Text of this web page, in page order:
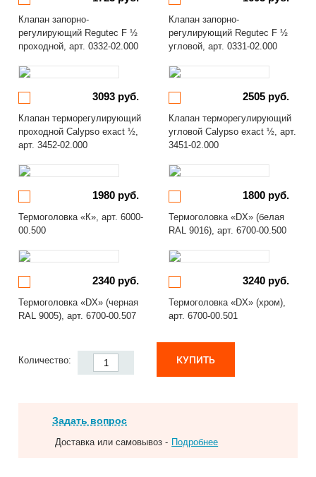
Клапан запорно-
регулирующий Regutec F ½
проходной, арт. 0332-02.000
Клапан запорно-
регулирующий Regutec F ½
угловой, арт. 0331-02.000
3093 руб.
Клапан терморегулирующий
проходной Calypso exact ½,
арт. 3452-02.000
2505 руб.
Клапан терморегулирующий
угловой Calypso exact ½, арт.
3451-02.000
1980 руб.
Термоголовка «К», арт. 6000-
00.500
1800 руб.
Термоголовка «DX» (белая
RAL 9016), арт. 6700-00.500
2340 руб.
Термоголовка «DX» (черная
RAL 9005), арт. 6700-00.507
3240 руб.
Термоголовка «DX» (хром),
арт. 6700-00.501
Количество: КУПИТЬ
Задать вопрос
Доставка или самовывоз - Подробнее